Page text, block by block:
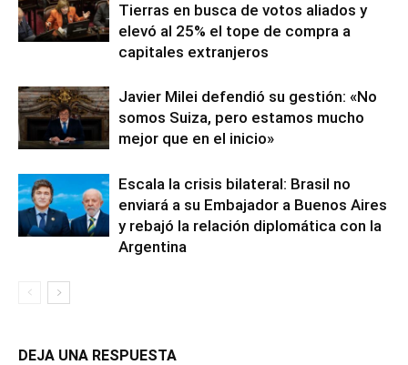
Tierras en busca de votos aliados y
elevó al 25% el tope de compra a
capitales extranjeros
Javier Milei defendió su gestión: «No
somos Suiza, pero estamos mucho
mejor que en el inicio»
Escala la crisis bilateral: Brasil no
enviará a su Embajador a Buenos Aires
y rebajó la relación diplomática con la
Argentina
DEJA UNA RESPUESTA